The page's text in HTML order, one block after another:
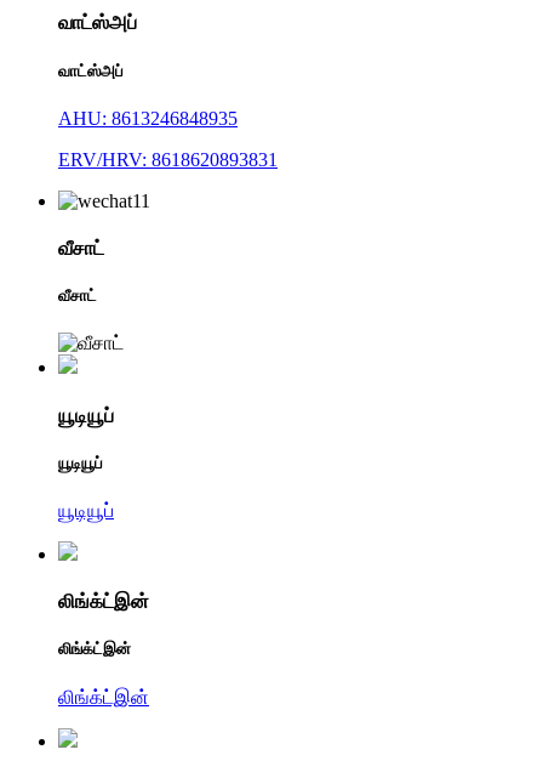
வாட்ஸ்அப்
வாட்ஸ்அப்
AHU: 8613246848935
ERV/HRV: 8618620893831
வீசாட்
வீசாட்
யூடியூப்
யூடியூப்
யூடியூப்
லிங்க்ட்இன்
லிங்க்ட்இன்
லிங்க்ட்இன்